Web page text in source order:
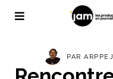
PAR